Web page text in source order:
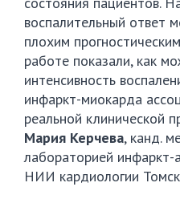
воспалительный ответ
плохим
работе показали, как
интенсивность
инфаркт-миокарда
реальной клинической
Мария Керчева, канд.
лабораторией инфаркт-
НИИ кардиологии